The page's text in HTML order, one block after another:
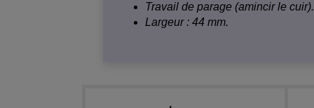
Travail de parage (amincir le cuir).
Largeur : 44 mm.